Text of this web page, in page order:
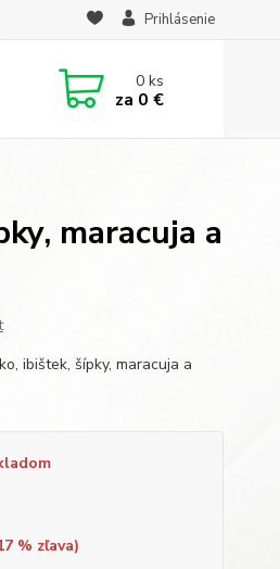
Prihlásenie
0ks
za 0 €
maracuja a
ibištek, šípky, maracuja a
% zľava)